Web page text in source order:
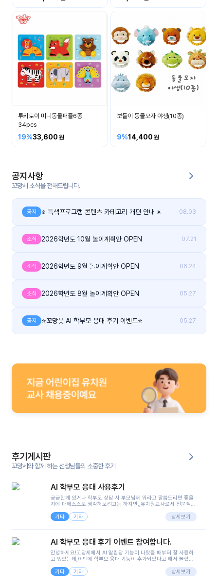
공지
사항
이벤
트
들의
이야
기
후기
게시
그
투키토이 미니동물퍼즐6종
34pcs
19%33,600
보들이 동물모자 야생(10종)
9%14,400
공지사항
꼬망세 소식을 전해드립니다.
공지 ※ 특색프로그램 콘텐츠 카테고리 개편 안내 ※ 08.03
소식 2026학년도 10월 놀이계획안 OPEN 07.21
소식 2026학년도 9월 놀이계획안 OPEN 06.24
소식 2026학년도 8월 놀이계획안 OPEN 05.27
공지 ⭐꼬망봇 AI 학부모 응대 후기 이벤트⭐ 05.27
후기게시판
꼬망세와 함께 하는 선생님들의 소중한 후기
AI 학부모 응대 사용후기
궁금한게 있거나 학부모 상담 시 부모님께 뭐라고 말씀드리면 좋을
지에 대해스스로 생각해보려고는 하지만,,유치원교사로서 전문적인
려니 어려울때가...^^(저만 그런거 아니죠 ㅜㅜ)꼬망봇의 장점은 지
피티나 제미나이는 몇세이고 여자인지 남자인지 등그래도 좀 기본
정보를 제공하면서 물어봐야할 때가 있어그때마다 정보를 입력하는
으셔서 고민이 됐는데ai 학부모 응대를 써볼 수 있어서 좋았어요!앞
면..)그리고 제가 신입 때 이게 있었더라면 ㅜㅜㅜㅜ?응대 팁이 정말
좋은거 같아요지금은 그래도 아이들이 잘 이해 되지만초임 때는 정
말 어려워서 항상다른 선생님들께 도움을 요청했었거든요..ㅠ*일지
쓸 때도 좀 도움이 되는 거 같아요!
기타 기타 상세보기
AI 학부모 응대 후기 이벤트 참여합니다.
안녕하세요!꼬망세에서 AI 알림장 기능이 나왔을 때부터 잘 사용하
고 있었는데,이번에 학부모 응대 기능이 추가되었다고 해서 놀랐습
님 응대에 더 많은 부담을 느끼고 있습니다 ㅠㅠ이번에 제가 원에서
겪은 일과 학부모님께 전달드렸던 내용을 함께 보시고,저와 비슷한
기타 기타 상세보기